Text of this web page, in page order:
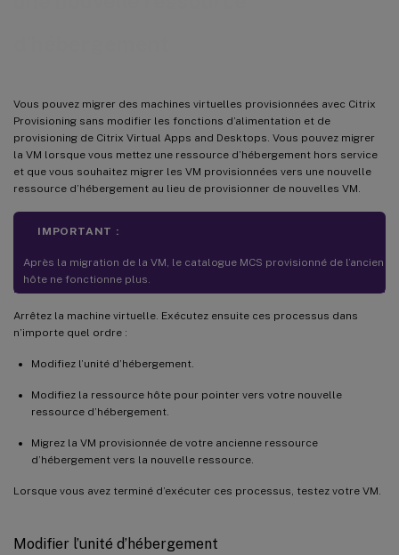
Vous pouvez migrer des machines virtuelles provisionnées avec Citrix
Provisioning sans modifier les fonctions d’alimentation et de
provisioning de Citrix Virtual Apps and Desktops. Vous pouvez migrer
la VM lorsque vous mettez une ressource d’hébergement hors service
et que vous souhaitez migrer les VM provisionnées vers une nouvelle
ressource d’hébergement au lieu de provisionner de nouvelles VM.
IMPORTANT :
Après la migration de la VM, le catalogue MCS provisionné de l’ancien
hôte ne fonctionne plus.
Arrêtez la machine virtuelle. Exécutez ensuite ces processus dans
n’importe quel ordre :
Modifiez l’unité d’hébergement.
Modifiez la ressource hôte pour pointer vers votre nouvelle
ressource d’hébergement.
Migrez la VM provisionnée de votre ancienne ressource
d’hébergement vers la nouvelle ressource.
Lorsque vous avez terminé d’exécuter ces processus, testez votre VM.
Modifier l’unité d’hébergement